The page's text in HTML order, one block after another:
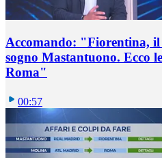
Accomando: "Fiorentina,
sogno Mastantuono. Ecco
Roma"
00:57